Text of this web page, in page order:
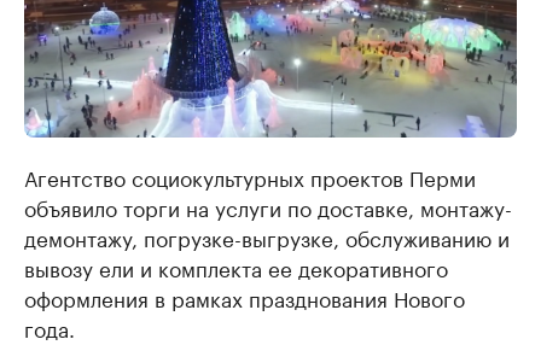
Агентство социокультурных проектов Перми
объявило торги на услуги по доставке, монтажу-
демонтажу, погрузке-выгрузке, обслуживанию и
вывозу ели и комплекта ее декоративного
оформления в рамках празднования Нового
года.